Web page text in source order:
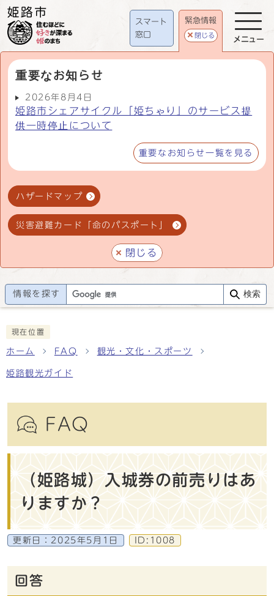
スマート
窓口
緊急情報
閉じる
重要なお知らせ
2026年8月4日
姫路市シェアサイクル「姫ちゃり」のサービス提
供一時停止について
重要なお知らせ一覧を見る
ハザードマップ
災害避難カード「命のパスポート」
閉じる
メニュー
情報を探す 検索
現在位置
ホーム FAQ 観光・文化・スポーツ
姫路観光ガイド
FAQ
（姫路城）入城券の前売りはあ
りますか？
更新日： 2025年5月1日 ID:1008
回答